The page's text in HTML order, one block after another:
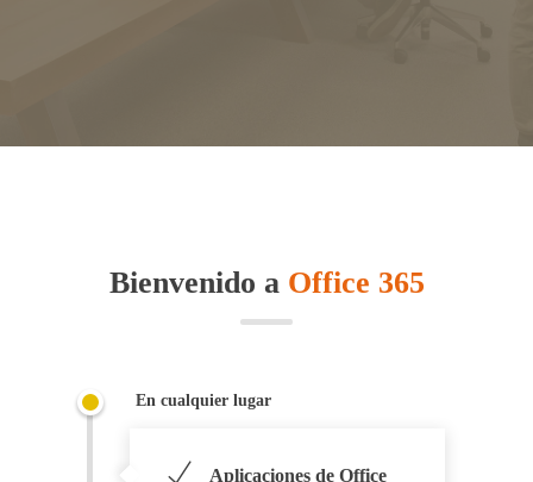
Bienvenido a Office 365
Aplicaciones de Office
En cualquier lugar